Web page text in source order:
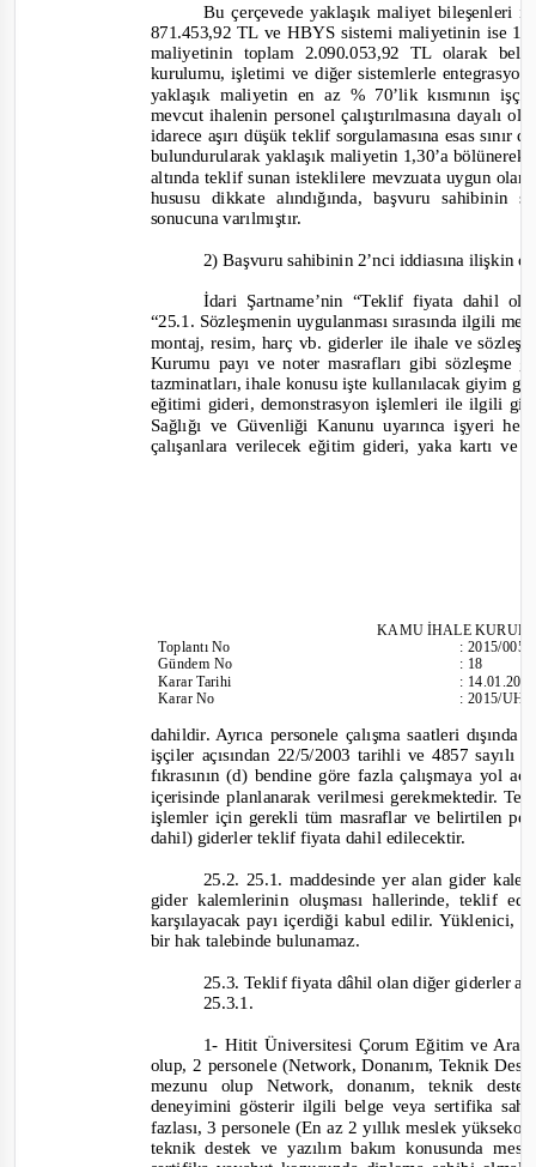
Bu çerçevede yaklaşık maliyet bileşenleri
871.453,92 TL ve HBYS sistemi maliyetinin ise
maliyetinin toplam 2.090.053,92 TL olarak
kurulumu, işletimi ve diğer sistemlerle
yaklaşık maliyetin en az % 70’lik kısmının
mevcut ihalenin personel çalıştırılmasına dayalı
idarece aşırı düşük teklif sorgulamasına esas
bulundurularak yaklaşık maliyetin 1,30’a
altında teklif sunan isteklilere mevzuata uygun
hususu dikkate alındığında, başvuru sahibinin
sonucunavarılmıştır.
2) Başvuru sahibinin 2’nci iddiasına ilişkin
İdari Şartname’nin “Teklif fiyata dahil
“25.1. Sözleşmenin uygulanması sırasında ilgili
montaj, resim, harç vb. giderler ile ihale ve
Kurumu payı ve noter masrafları gibi
tazminatları, ihale konusu işte kullanılacak giyim
eğitimi gideri, demonstrasyon işlemleri ile ilgili
Sağlığı ve Güvenliği Kanunu uyarınca işyeri
çalışanlara verilecek eğitim gideri, yaka kartı
KAMU İHALE
ToplantıNo
Gündem No
Karar Tarihi
Karar No
:2015/005
: 18
:
:2015/
dahildir. Ayrıca personele çalışma saatleri
işçiler açısından 22/5/2003 tarihli ve 4857
fıkrasının (d) bendine göre fazla çalışmaya yol
içerisinde planlanarak verilmesi gerekmektedir.
işlemler için gerekli tüm masraflar ve belirtilen
dahil) giderler teklif fiyata dahil edilecektir.
25.2. 25.1. maddesinde yer alan gider
gider kalemlerinin oluşması hallerinde, teklif
karşılayacak payı içerdiği kabul edilir. Yüklenici,
bir hak talebinde bulunamaz.
25.3. Teklif fiyata dâhil olan diğer giderler
25.3.1.
1- Hitit Üniversitesi Çorum Eğitim ve
olup, 2 personele (Network, Donanım, Teknik
mezunu olup Network, donanım, teknik
deneyimini gösterir ilgili belge veya sertifika
fazlası, 3 personele (En az 2 yıllık meslek
teknik destek ve yazılım bakım konusunda